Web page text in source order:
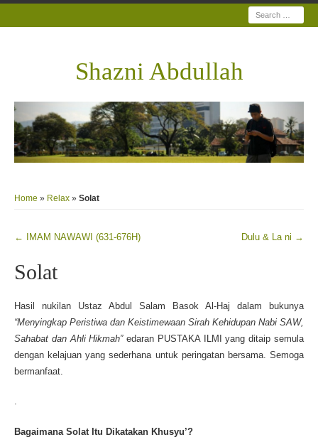
Search
Shazni Abdullah
Home » Relax» Solat
← IMAM NAWAWI (631-676H) Dulu & La ni →
Solat
Hasil nukilan Ustaz Abdul Salam Basok Al-Haj dalam bukunya
“Menyingkap Peristiwa dan Keistimewaan Sirah Kehidupan Nabi SAW,
Sahabat dan Ahli Hikmah”edaran PUSTAKA ILMI yang ditaip semula
dengan kelajuan yang sederhana untuk peringatan bersama. Semoga
bermanfaat.
.
Bagaimana Solat Itu Dikatakan Khusyu’?